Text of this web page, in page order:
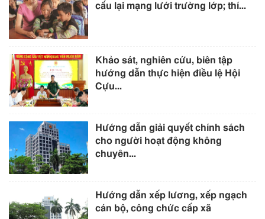
cấu lại mạng lưới trường lớp; thí...
Khảo sát, nghiên cứu, biên tập
hướng dẫn thực hiện điều lệ Hội
Cựu...
Hướng dẫn giải quyết chính sách
cho người hoạt động không
chuyên...
Hướng dẫn xếp lương, xếp ngạch
cán bộ, công chức cấp xã